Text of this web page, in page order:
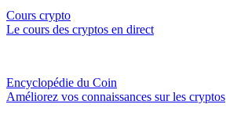
Cours crypto
Le cours des cryptos en direct
Encyclopédie du Coin
Améliorez vos connaissances sur les cryptos